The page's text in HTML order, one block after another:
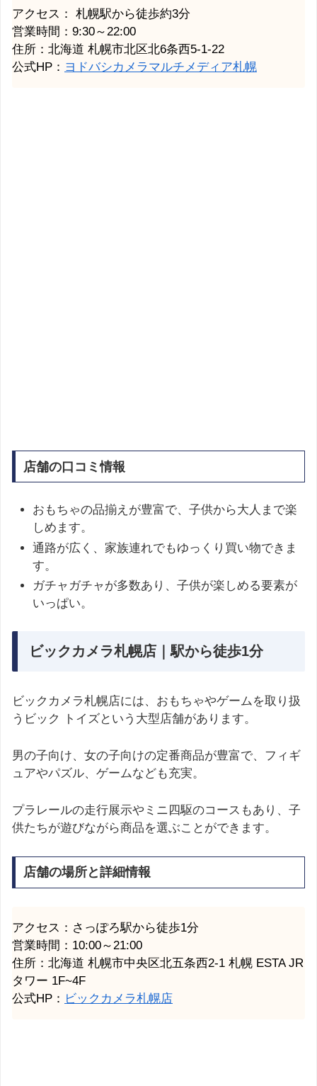
アクセス： 札幌駅から徒歩約3分
営業時間：9:30～22:00
住所：北海道 札幌市北区北6条西5-1-22
公式HP： ヨドバシカメラマルチメディア札幌
店舗の口コミ情報
おもちゃの品揃えが豊富で、子供から大人まで楽
しめます。
通路が広く、家族連れでもゆっくり買い物できま
す。
ガチャガチャが多数あり、子供が楽しめる要素が
いっぱい。
ビックカメラ札幌店｜駅から徒歩1分
ビックカメラ札幌店には、おもちゃやゲームを取り扱
うビック トイズという大型店舗があります。
男の子向け、女の子向けの定番商品が豊富で、フィギ
ュアやパズル、ゲームなども充実。
プラレールの走行展示やミニ四駆のコースもあり、子
供たちが遊びながら商品を選ぶことができます。
店舗の場所と詳細情報
アクセス：さっぽろ駅から徒歩1分
営業時間：10:00～21:00
住所：北海道 札幌市中央区北五条西2-1 札幌 ESTA JR
タワー 1F~4F
公式HP： ビックカメラ札幌店